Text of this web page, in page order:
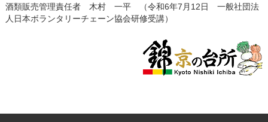
酒類販売管理責任者 木村 一平 （令和6年7月12日 一般社団法
人日本ボランタリーチェーン協会研修受講）